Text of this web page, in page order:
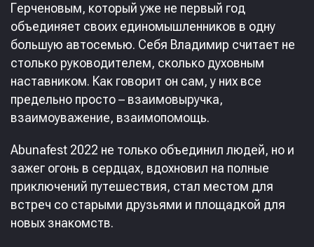
Герченовым, который уже не первый год
объединяет своих единомышленников в одну
большую автосемью. Себя Владимир считает не
столько руководителем, сколько духовным
наставником. Как говорит он сам, у них все
предельно просто – взаимовыручка,
взаимоуважение, взаимопомощь.
Abunafest 2022 не только объединил людей, но и
зажег огонь в сердцах, вдохновил на полные
приключений путешествия, стал местом для
встреч со старыми друзьями и площадкой для
новых знакомств.